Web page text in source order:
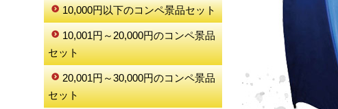
10,000円以下のコンペ景品セット
10,001円～20,000円のコンペ景品
セット
20,001円～30,000円のコンペ景品
セット